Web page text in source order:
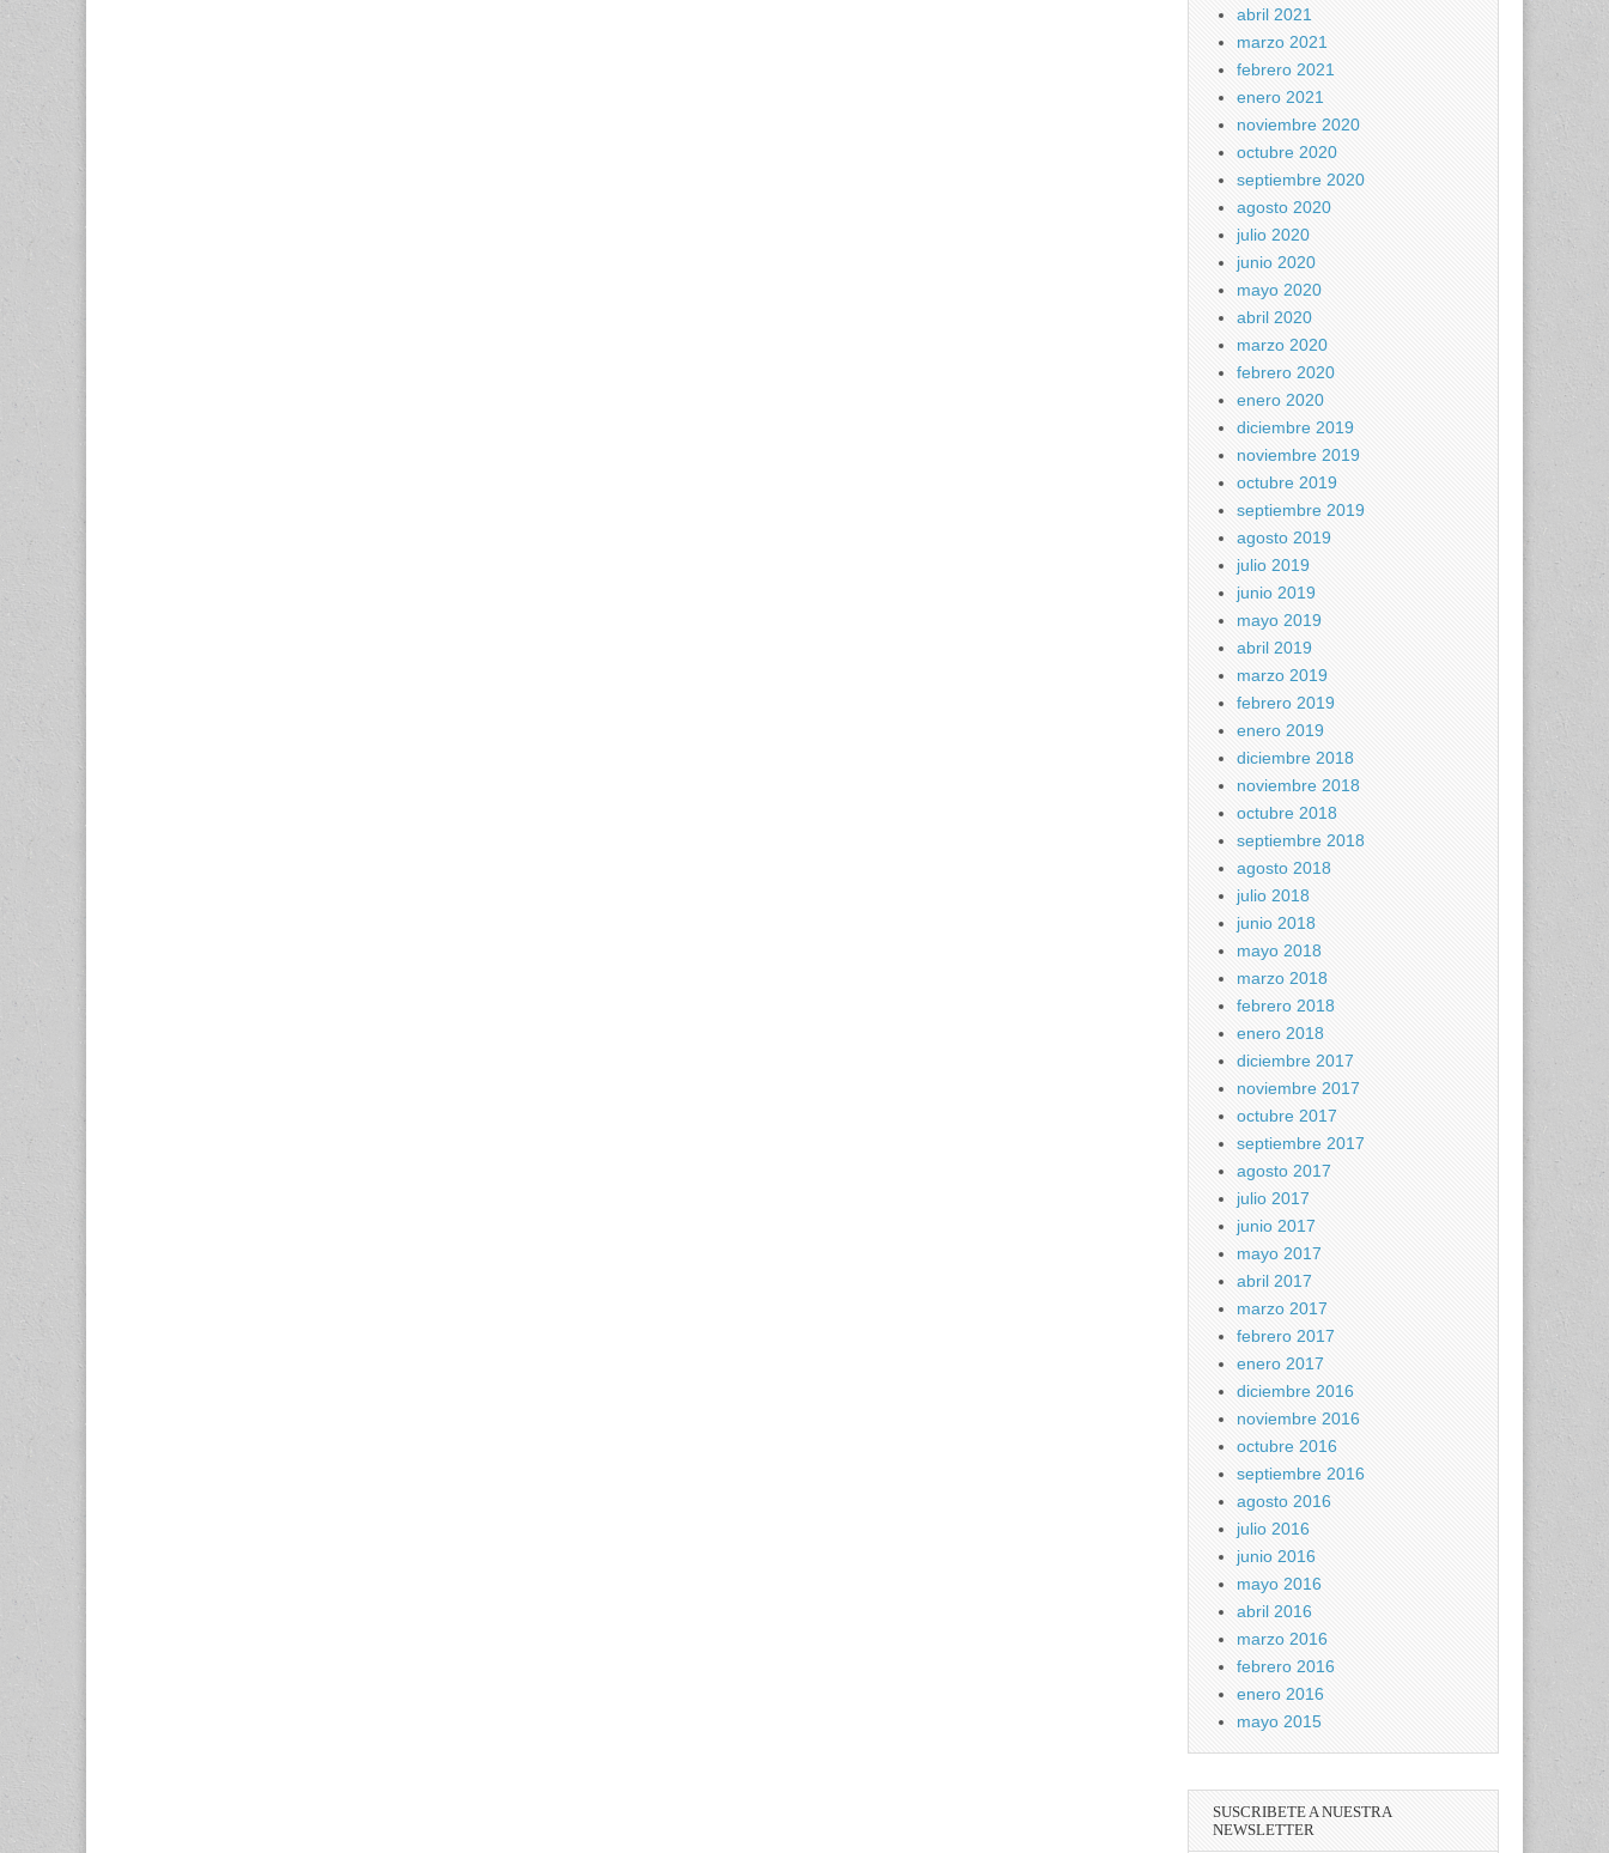
abril 2021
marzo 2021
febrero 2021
enero 2021
noviembre 2020
octubre 2020
septiembre 2020
agosto 2020
julio 2020
junio 2020
mayo 2020
abril 2020
marzo 2020
febrero 2020
enero 2020
diciembre 2019
noviembre 2019
octubre 2019
septiembre 2019
agosto 2019
julio 2019
junio 2019
mayo 2019
abril 2019
marzo 2019
febrero 2019
enero 2019
diciembre 2018
noviembre 2018
octubre 2018
septiembre 2018
agosto 2018
julio 2018
junio 2018
mayo 2018
marzo 2018
febrero 2018
enero 2018
diciembre 2017
noviembre 2017
octubre 2017
septiembre 2017
agosto 2017
julio 2017
junio 2017
mayo 2017
abril 2017
marzo 2017
febrero 2017
enero 2017
diciembre 2016
noviembre 2016
octubre 2016
septiembre 2016
agosto 2016
julio 2016
junio 2016
mayo 2016
abril 2016
marzo 2016
febrero 2016
enero 2016
mayo 2015
SUSCRIBETE A NUESTRA
NEWSLETTER